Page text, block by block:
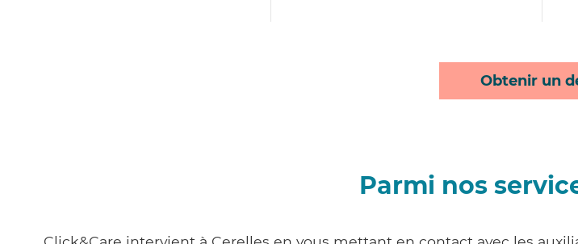
Obtenir un
Parmi nos